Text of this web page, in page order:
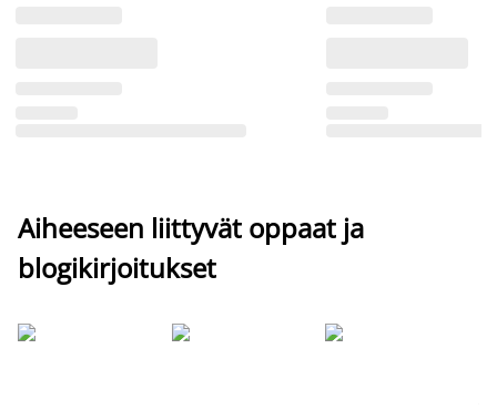
Aiheeseen liittyvät oppaat ja
blogikirjoitukset